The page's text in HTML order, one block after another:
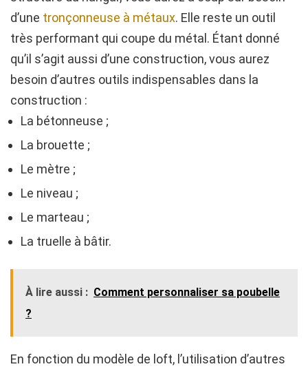
d’une tronçonneuse à métaux. Elle reste un outil
très performant qui coupe du métal. Étant donné
qu’il s’agit aussi d’une construction, vous aurez
besoin d’autres outils indispensables dans la
construction :
La bétonneuse ;
La brouette ;
Le mètre ;
Le niveau ;
Le marteau ;
La truelle à bâtir.
À lire aussi : Comment personnaliser sa poubelle
?
En fonction du modèle de loft, l’utilisation d’autres